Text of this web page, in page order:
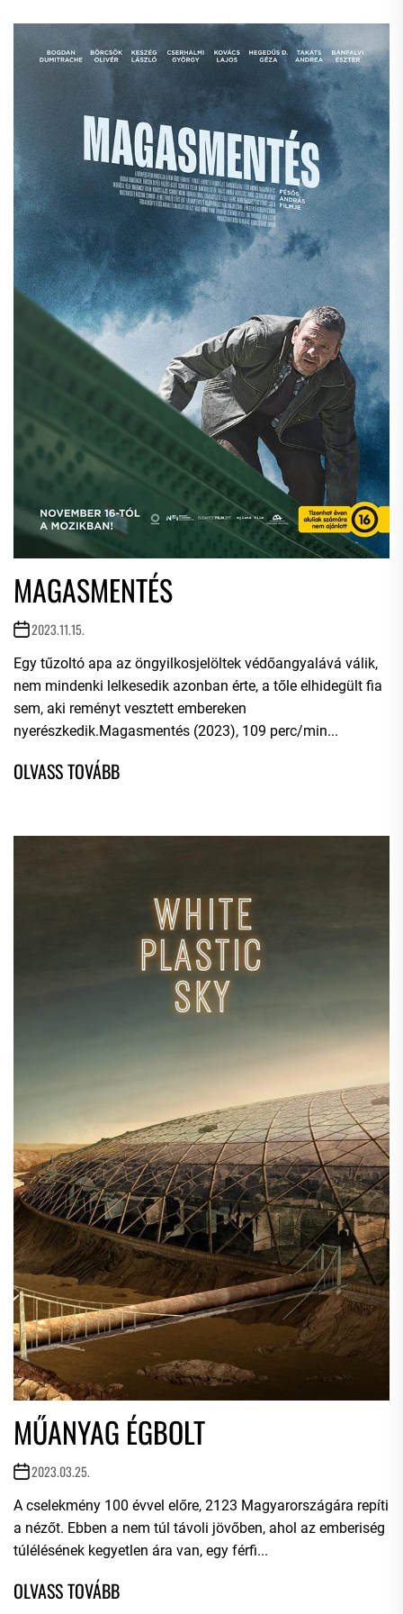
MAGASMENTÉS
2023.11.15.
Egy tűzoltó apa az öngyilkosjelöltek védőangyalává válik,
nem mindenki lelkesedik azonban érte, a tőle elhidegült fia
sem, aki reményt vesztett embereken
nyerészkedik.Magasmentés (2023), 109 perc/min...
MŰANYAG ÉGBOLT
2023.03.25.
A cselekmény 100 évvel előre, 2123 Magyarországára repíti
a nézőt. Ebben a nem túl távoli jövőben, ahol az emberiség
túlélésének kegyetlen ára van, egy férfi...